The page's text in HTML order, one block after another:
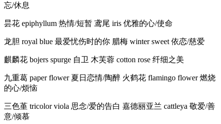
忘/休息
昙花 epiphyllum 热情/短暂 鸢尾 iris 优雅的心/使命
龙胆 royal blue 最爱忧伤时的你 腊梅 winter sweet 依恋/慈爱
麒麟花 bojers spurge 自卫 木芙蓉 cotton rose 纤细之美
九重葛 paper flower 夏日恋情/陶醉 火鹤花 flamingo flower 燃烧
的心/烦恼
三色堇 tricolor viola 思念/爱的告白 嘉德丽亚兰 cattleya 敬爱/善
意/倾慕